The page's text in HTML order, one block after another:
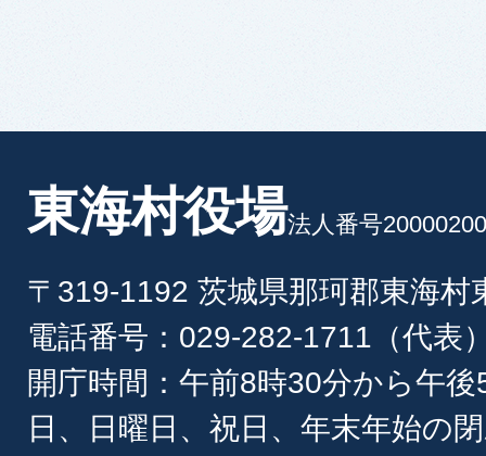
東海村役場法人番号
〒319-1192 茨城県那珂郡東海村
電話番号：029-282-1711（代表
開庁時間：午前8時30分から午
日、日曜日、祝日、年末年始の